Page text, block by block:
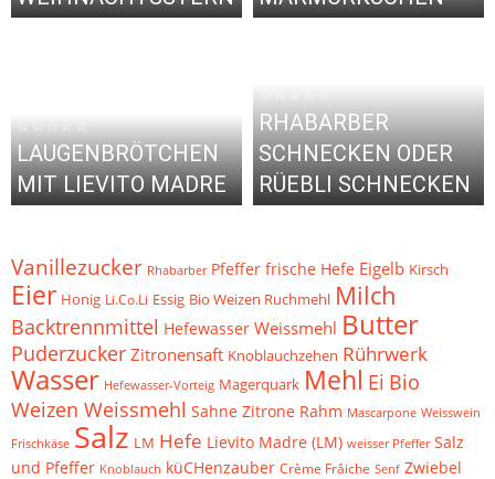
☆☆☆☆☆
LAUGENBRÖTCHEN
MIT LIEVITO MADRE
RHABARBER
SCHNECKEN ODER
RÜEBLI SCHNECKEN
Vanillezucker Rhabarber Pfeffer frische Hefe Eigelb Kirsch
Eier Honig Li.Co.Li Essig Bio Weizen Ruchmehl Milch
Backtrennmittel Hefewasser Weissmehl Butter
Puderzucker Zitronensaft Knoblauchzehen Rührwerk
Wasser Hefewasser-Vorteig Magerquark Mehl Ei Bio
Weizen Weissmehl Sahne Zitrone Rahm Mascarpone Weisswein
Frischkäse Salz LM Hefe Lievito Madre (LM) weisser Pfeffer Salz
und Pfeffer Knoblauch küCHenzauber Crème Frâiche Senf Zwiebel